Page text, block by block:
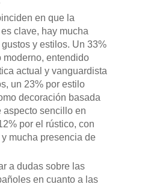
en que la
clave, hay mucha
y estilos. Un 33%
moderno, entendido
actual y vanguardista
un 23% por estilo
decoración basada
aspecto sencillo en
por el rústico, con
mucha presencia de
a dudas sobre las
en cuanto a las